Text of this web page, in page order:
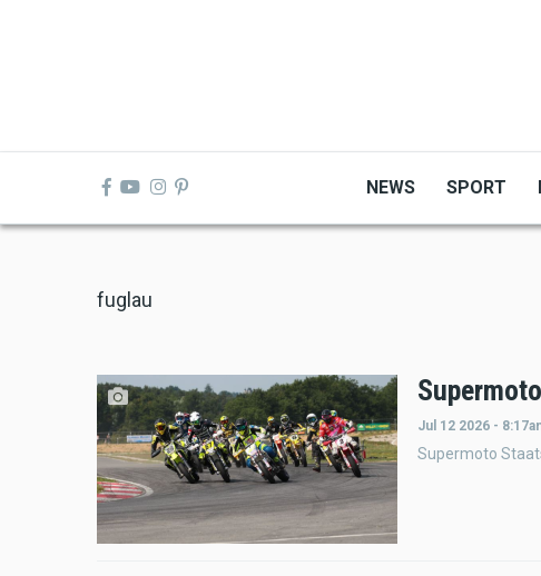
NEWS SPORT
fuglau
Jul 12 2026 -
Supermoto